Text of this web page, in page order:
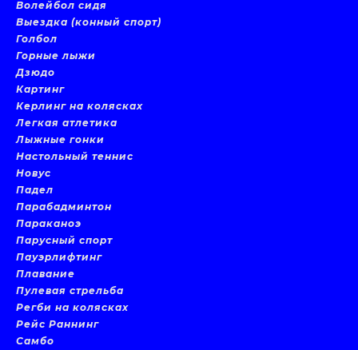
Волейбол сидя
Выездка (конный спорт)
Голбол
Горные лыжи
Дзюдо
Картинг
Керлинг на колясках
Легкая атлетика
Лыжные гонки
Настольный теннис
Новус
Падел
Парабадминтон
Параканоэ
Парусный спорт
Пауэрлифтинг
Плавание
Пулевая стрельба
Регби на колясках
Рейс Раннинг
Самбо